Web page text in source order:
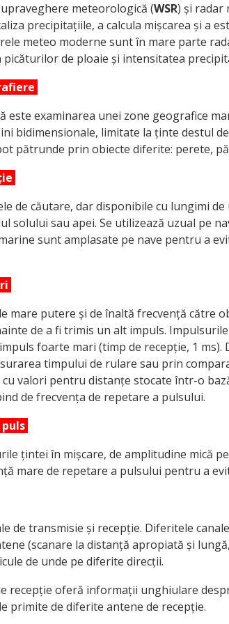
meteorologică (WSR) și radar
precipitațiile, a calcula mișcarea și a
meteo moderne sunt în mare parte
picăturilor de ploaie și intensitatea
este examinarea unei zone geografice
bidimensionale, limitate la ținte destul
pătrunde prin obiecte diferite: perete,
de căutare, dar disponibile cu lungimi
solului sau apei. Se utilizează uzual pe
sunt amplasate pe nave pentru a
mare putere și de înaltă frecvență către
de a fi trimis un alt impuls.
foarte mari (timp de recepție, 1
timpului de rulare sau prin
valori pentru distanțe stocate într-o
de frecvența de repetare a pulsului.
puls
țintei în mișcare, de amplitudine mică
mare de repetare a pulsului pentru a
de transmisie și recepție. Diferitele
(scanare la distanță apropiată și
de unde pe diferite direcții.
recepție oferă informații unghiulare
primite de diferite antene de recepție.